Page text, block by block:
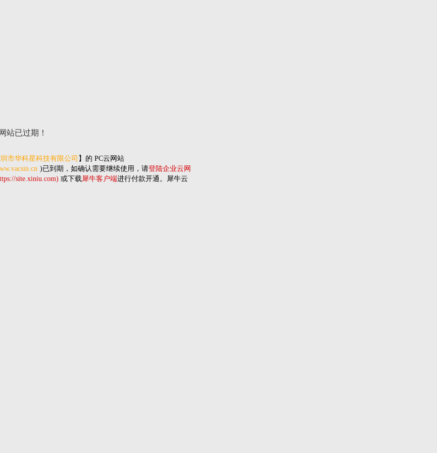
站已过期！
市华科星科技有限公司 】的 PC云网站
)已到期，如确认需要继续使用，请登陆企业云网
site.xiniu.com) 或下载犀牛客户端进行付款开通。犀牛云